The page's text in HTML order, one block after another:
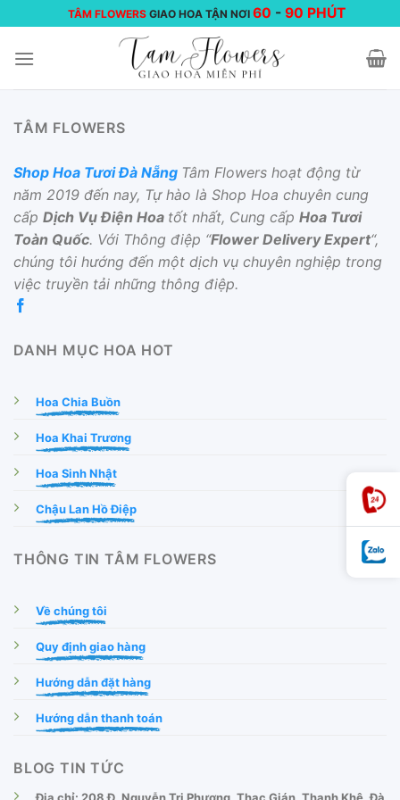
đến
nội
TÂM FLOWERS GIAO HOA TẬN NƠI 60 -90 PHÚT
TÂM FLOWERS
Shop Hoa Tươi Đà Nẵng Tâm Flowers hoạt động từ
năm 2019 đến nay, Tự hào là Shop Hoa chuyên cung
cấp Dịch Vụ Điện Hoa tốt nhất, Cung cấp Hoa Tươi
Toàn Quốc. Với Thông điệp “Flower Delivery Expert“,
chúng tôi hướng đến một dịch vụ chuyên nghiệp trong
việc truyền tải những thông điệp.
DANH MỤC HOA HOT
Hoa Chia Buồn
Hoa Khai Trương
Hoa Sinh Nhật
Chậu Lan Hồ Điệp
THÔNG TIN TÂM FLOWERS
Về chúng tôi
Quy định giao hàng
Hướng dẫn đặt hàng
Hướng dẫn thanh toán
BLOG TIN TỨC